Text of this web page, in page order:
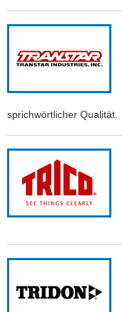
sprichwörtlicher Qualität.